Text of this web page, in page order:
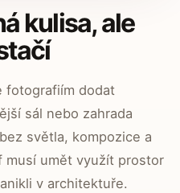
kulisa, ale
fotografiím dodat
sál nebo zahrada
světla, kompozice a
musí umět využít prostor
v architektuře.